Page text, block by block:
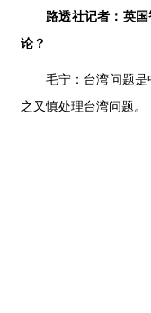
路透社记者：英
论？
毛宁：台湾问题
之又慎处理台湾问题。